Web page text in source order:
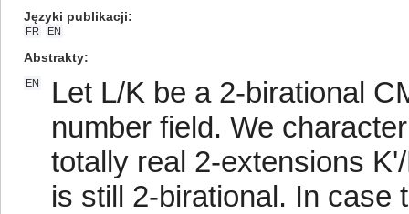
Języki publikacji
FR EN
Abstrakty
EN
Let L/K be a 2-birational
number field. We
totally real 2-extensions
is still 2-birational. In case